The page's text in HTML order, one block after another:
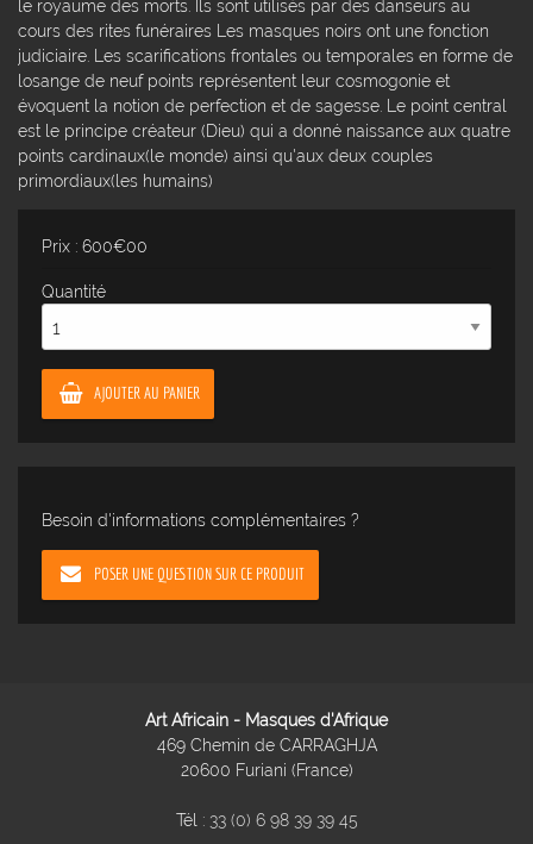
le royaume des morts. Ils sont utilisés par des danseurs au
cours des rites funéraires Les masques noirs ont une fonction
judiciaire. Les scarifications frontales ou temporales en forme de
losange de neuf points représentent leur cosmogonie et
évoquent la notion de perfection et de sagesse. Le point central
est le principe créateur (Dieu) qui a donné naissance aux quatre
points cardinaux(le monde) ainsi qu'aux deux couples
primordiaux(les humains)
Prix : 600€00
Quantité
AJOUTER AU PANIER
Besoin d'informations complémentaires ?
POSER UNE QUESTION SUR CE PRODUIT
Art Africain - Masques d'Afrique
469 Chemin de CARRAGHJA
20600 Furiani (France)
Tél : 33 (0) 6 98 39 39 45